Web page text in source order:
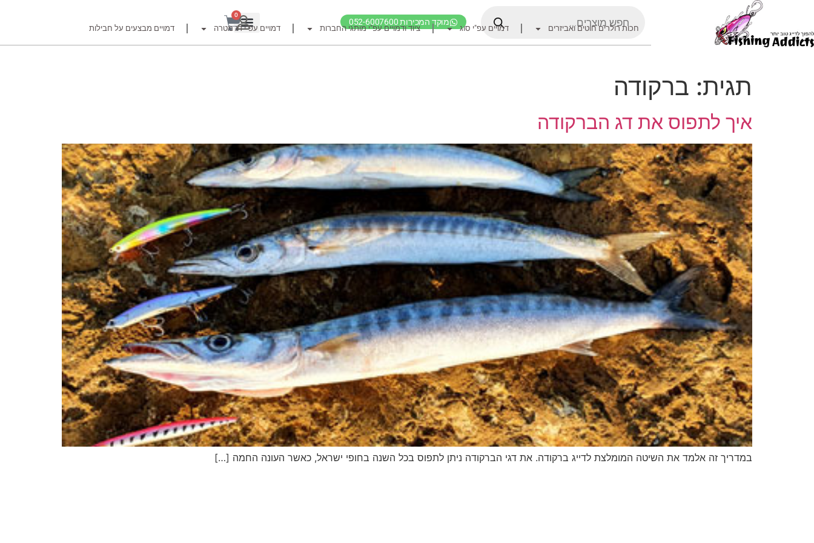
מוקד המכירות 052-6007600
דף הבית
אביזרים לרולר
חוטי דיג מומלצים לזרזור
אביזרים מומלצים לדיג זרזור
קרסי דייג ואביזרים מומלצים לדייג זרזור
לבוש דייג
חפש ציוד לפי מותג חברה
דיג – מאמרים בנושא דיג
החנות שלי – ציוד מומלץ שווה להכנס!
סל קניות
תקנון אתר
0
חכות רולרים חוטים ואביזרים דמויים עפ"י סוג ציוד ודמויים עפ"י מותגי החברות דמויים עפ"י דג מטרה דמויים מבצעים על חבילות
תגית: ברקודה
איך לתפוס את דג הברקודה
במדריך זה אלמד את השיטה המומלצת לדייג ברקודה. את דגי הברקודה ניתן לתפוס בכל השנה בחופי ישראל, כאשר העונה החמה […]